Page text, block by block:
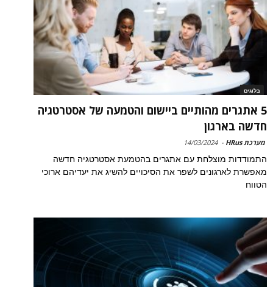
בלוגים
5 אתגרים מהותיים ביישום והטמעה של אסטרטגיה
חדשה בארגון
מערכת HRus -
14/03/2024
התמודדות מוצלחת עם אתגרים בהטמעת אסטרטגיה חדשה
מאפשרת לארגונים לשפר את הסיכויים להשיג את יעדיהם ארוכי
הטווח